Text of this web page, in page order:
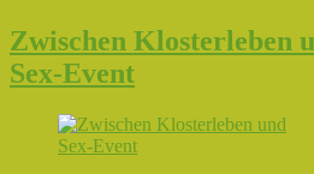
Zwischen Klosterleben
Sex-Event